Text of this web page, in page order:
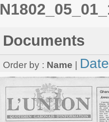
Documents
Order by : Name Date